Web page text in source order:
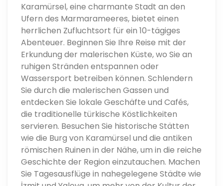
Karamürsel, eine charmante Stadt an den
Ufern des Marmarameeres, bietet einen
herrlichen Zufluchtsort für ein 10-tägiges
Abenteuer. Beginnen Sie Ihre Reise mit der
Erkundung der malerischen Küste, wo Sie an
ruhigen Stränden entspannen oder
Wassersport betreiben können. Schlendern
Sie durch die malerischen Gassen und
entdecken Sie lokale Geschäfte und Cafés,
die traditionelle türkische Köstlichkeiten
servieren. Besuchen Sie historische Stätten
wie die Burg von Karamürsel und die antiken
römischen Ruinen in der Nähe, um in die reiche
Geschichte der Region einzutauchen. Machen
Sie Tagesausflüge in nahegelegene Städte wie